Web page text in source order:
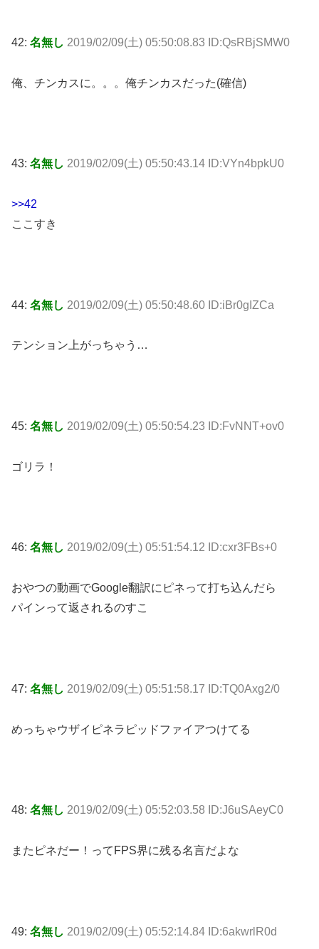
42: 名無し 2019/02/09(土) 05:50:08.83 ID:QsRBjSMW0
俺、チンカスに。。。俺チンカスだった(確信)
43: 名無し 2019/02/09(土) 05:50:43.14 ID:VYn4bpkU0
>>42
ここすき
44: 名無し 2019/02/09(土) 05:50:48.60 ID:iBr0gIZCa
テンション上がっちゃう…
45: 名無し 2019/02/09(土) 05:50:54.23 ID:FvNNT+ov0
ゴリラ！
46: 名無し 2019/02/09(土) 05:51:54.12 ID:cxr3FBs+0
おやつの動画でGoogle翻訳にピネって打ち込んだら
パインって返されるのすこ
47: 名無し 2019/02/09(土) 05:51:58.17 ID:TQ0Axg2/0
めっちゃウザイピネラピッドファイアつけてる
48: 名無し 2019/02/09(土) 05:52:03.58 ID:J6uSAeyC0
またピネだー！ってFPS界に残る名言だよな
49: 名無し 2019/02/09(土) 05:52:14.84 ID:6akwrlR0d